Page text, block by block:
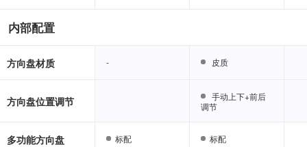
内部配置
方向盘材质 - 皮质
方向盘位置调节
手动上下+前后
调节
多功能方向盘 标配 标配
- 皮质
手动上下+前后
调节
标配 标配